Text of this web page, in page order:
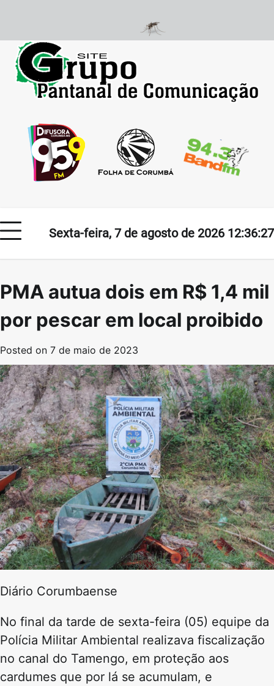
content
Sexta-feira, 7 de agosto de 2026 12:36:27
PMA autua dois em R$ 1,4 mil
por pescar em local proibido
Posted on 7 de maio de 2023
Diário Corumbaense
No final da tarde de sexta-feira (05) equipe da
Polícia Militar Ambiental realizava fiscalização
no canal do Tamengo, em proteção aos
cardumes que por lá se acumulam, e